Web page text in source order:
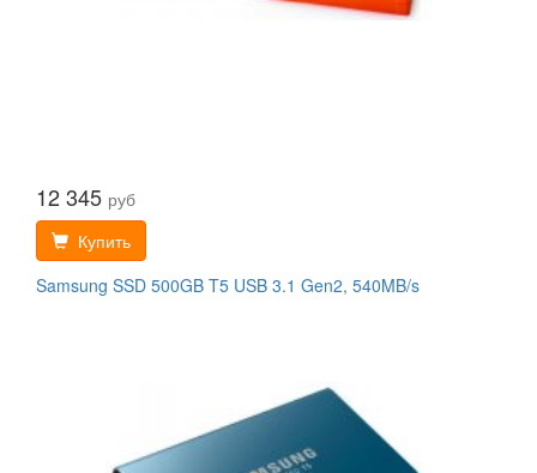
12 345 руб
Купить
Samsung SSD 500GB T5 USB 3.1 Gen2, 540MB/s